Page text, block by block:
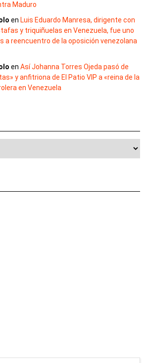
Maduro
en Luis Eduardo Manresa, dirigente con
y triquiñuelas en Venezuela, fue uno
a reencuentro de la oposición venezolana
en Así Johanna Torres Ojeda pasó de
y anfitriona de El Patio VIP a «reina de la
en Venezuela